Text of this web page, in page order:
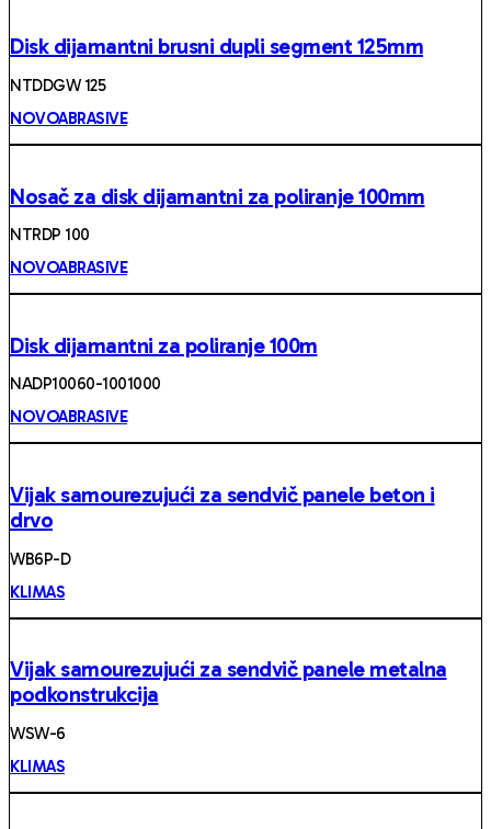
Disk dijamantni brusni dupli segment 125mm
NTDDGW 125
NOVOABRASIVE
Nosač za disk dijamantni za poliranje 100mm
NTRDP 100
NOVOABRASIVE
Disk dijamantni za poliranje 100m
NADP10060-1001000
NOVOABRASIVE
Vijak samourezujući za sendvič panele beton i
drvo
WB6P-D
KLIMAS
Vijak samourezujući za sendvič panele metalna
podkonstrukcija
WSW-6
KLIMAS